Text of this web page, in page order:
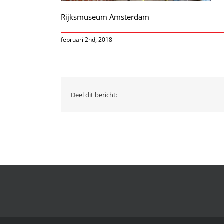
Rijksmuseum Amsterdam
februari 2nd, 2018
Deel dit bericht: